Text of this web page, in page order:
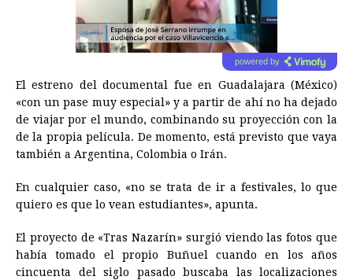
powered by
El estreno del documental fue en Guadalajara (México)
«con un pase muy especial» y a partir de ahí no ha dejado
de viajar por el mundo, combinando su proyección con la
de la propia película. De momento, está previsto que vaya
también a Argentina, Colombia o Irán.
En cualquier caso, «no se trata de ir a festivales, lo que
quiero es que lo vean estudiantes», apunta.
El proyecto de «Tras Nazarín» surgió viendo las fotos que
había tomado el propio Buñuel cuando en los años
cincuenta del siglo pasado buscaba las localizaciones